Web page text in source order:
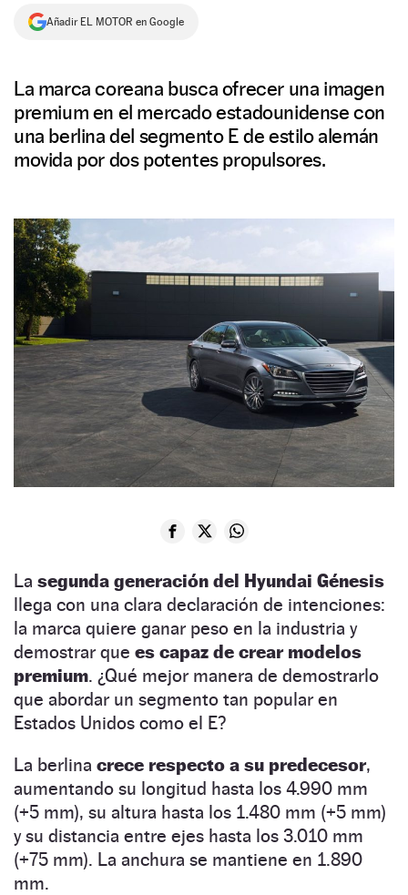
NEWSLETTER
SÍGUENOS
Añadir EL MOTOR en Google
La marca coreana busca ofrecer una imagen
premium en el mercado estadounidense con
una berlina del segmento E de estilo alemán
movida por dos potentes propulsores.
La segunda generación del Hyundai Génesis
llega con una clara declaración de intenciones:
la marca quiere ganar peso en la industria y
demostrar que es capaz de crear modelos
premium. ¿Qué mejor manera de demostrarlo
que abordar un segmento tan popular en
Estados Unidos como el E?
La berlina crece respecto a su predecesor,
aumentando su longitud hasta los 4.990 mm
(+5 mm), su altura hasta los 1.480 mm (+5 mm)
y su distancia entre ejes hasta los 3.010 mm
(+75 mm). La anchura se mantiene en 1.890
mm.